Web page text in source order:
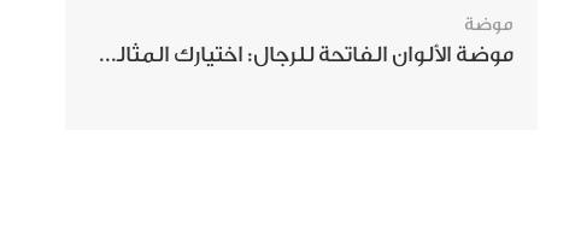
موضة
موضة الألوان الفاتحة للرجال: اختيارك المثالي لإطلالة صيفية مبهرة